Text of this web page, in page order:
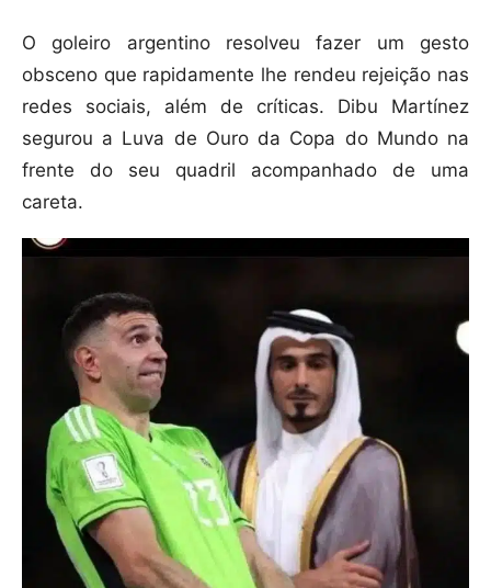
O goleiro argentino resolveu fazer um gesto
obsceno que rapidamente lhe rendeu rejeição nas
redes sociais, além de críticas. Dibu Martínez
segurou a Luva de Ouro da Copa do Mundo na
frente do seu quadril acompanhado de uma
careta.